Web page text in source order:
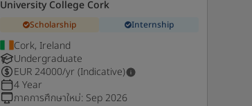
University College Cork
Scholarship Internship
Cork, Ireland
Undergraduate
EUR 24000/yr (Indicative)
4 Year
ภาคการศึกษาใหม่: Sep 2026